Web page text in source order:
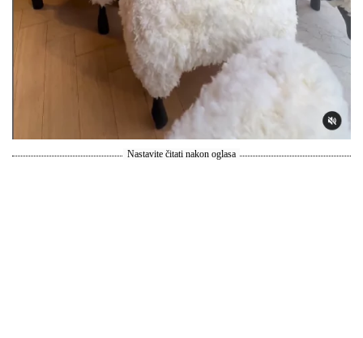
Nastavite čitati nakon oglasa